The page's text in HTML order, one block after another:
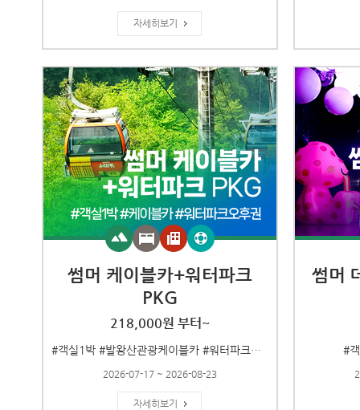
자세히보기
썸머 케이블카+워터파크
PKG
218,000원 부터~
#객실1박 #발왕산관광케이블카 #워터파크오후권
2026-07-17 ~ 2026-08-23
자세히보기
썸머
#